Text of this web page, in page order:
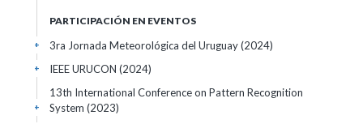
PARTICIPACIÓN EN EVENTOS
3ra Jornada Meteorológica del Uruguay(2024)
+
IEEE URUCON (2024)
+
13th International Conference on Pattern Recognition
System (2023)
+